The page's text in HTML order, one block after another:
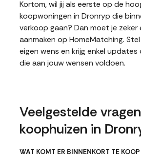
Kortom, wil jij als eerste op de
koopwoningen in Dronryp die
verkoop gaan? Dan moet je
aanmaken op HomeMatching.
eigen wens en krijg enkel updates
die aan jouw wensen voldoen.
Veelgestelde
koophuizen in
WAT KOMT ER BINNENKORT TE